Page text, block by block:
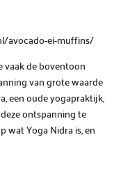
avocado-ei-muffins/
vaak de boventoon
van grote waarde
een oude yogapraktijk,
ontspanning te
wat Yoga Nidra is, en